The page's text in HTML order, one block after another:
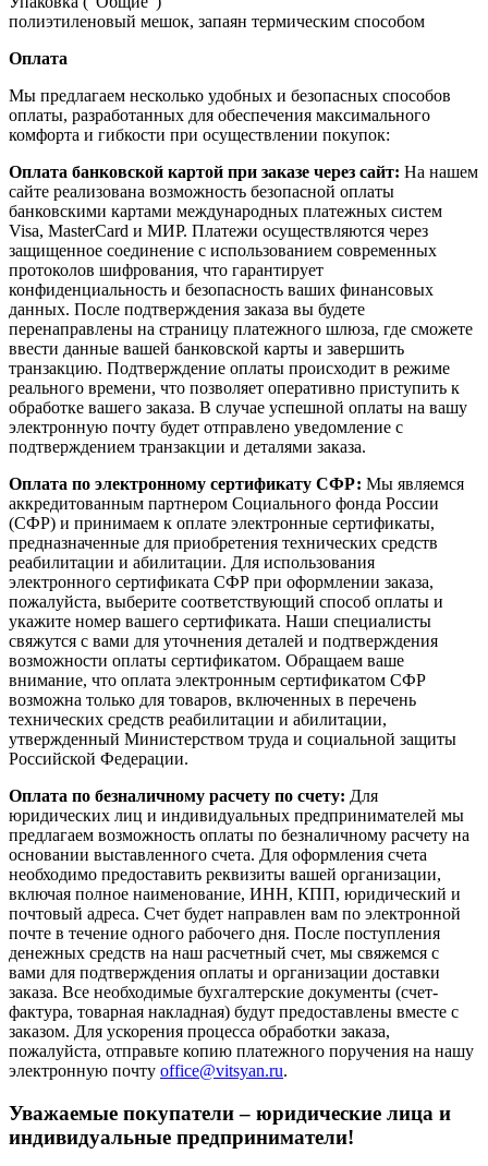
полиэтиленовый мешок, запаян термическим способом
Оплата
Мы предлагаем несколько удобных и безопасных способов
оплаты, разработанных для обеспечения максимального
комфорта и гибкости при осуществлении покупок:
Оплата банковской картой при заказе через сайт: На нашем
сайте реализована возможность безопасной оплаты
банковскими картами международных платежных систем
Visa, MasterCard и МИР. Платежи осуществляются через
защищенное соединение с использованием современных
протоколов шифрования, что гарантирует
конфиденциальность и безопасность ваших финансовых
данных. После подтверждения заказа вы будете
перенаправлены на страницу платежного шлюза, где сможете
ввести данные вашей банковской карты и завершить
транзакцию. Подтверждение оплаты происходит в режиме
реального времени, что позволяет оперативно приступить к
обработке вашего заказа. В случае успешной оплаты на вашу
электронную почту будет отправлено уведомление с
подтверждением транзакции и деталями заказа.
Оплата по электронному сертификату СФР: Мы являемся
аккредитованным партнером Социального фонда России
(СФР) и принимаем к оплате электронные сертификаты,
предназначенные для приобретения технических средств
реабилитации и абилитации. Для использования
электронного сертификата СФР при оформлении заказа,
пожалуйста, выберите соответствующий способ оплаты и
укажите номер вашего сертификата. Наши специалисты
свяжутся с вами для уточнения деталей и подтверждения
возможности оплаты сертификатом. Обращаем ваше
внимание, что оплата электронным сертификатом СФР
возможна только для товаров, включенных в перечень
технических средств реабилитации и абилитации,
утвержденный Министерством труда и социальной защиты
Российской Федерации.
Оплата по безналичному расчету по счету: Для
юридических лиц и индивидуальных предпринимателей мы
предлагаем возможность оплаты по безналичному расчету на
основании выставленного счета. Для оформления счета
необходимо предоставить реквизиты вашей организации,
включая полное наименование, ИНН, КПП, юридический и
почтовый адреса. Счет будет направлен вам по электронной
почте в течение одного рабочего дня. После поступления
денежных средств на наш расчетный счет, мы свяжемся с
вами для подтверждения оплаты и организации доставки
заказа. Все необходимые бухгалтерские документы (счет-
фактура, товарная накладная) будут предоставлены вместе с
заказом. Для ускорения процесса обработки заказа,
пожалуйста, отправьте копию платежного поручения на нашу
электронную почту office@vitsyan.ru.
Уважаемые покупатели – юридические лица и
индивидуальные предприниматели!